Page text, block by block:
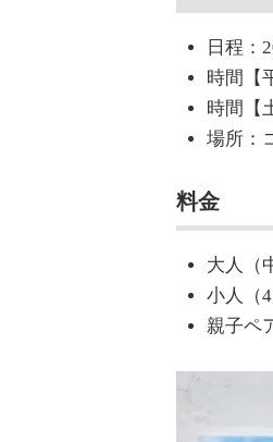
日程：
時間【
時間【
場所：
料金
大人（
小人（
親子ペ